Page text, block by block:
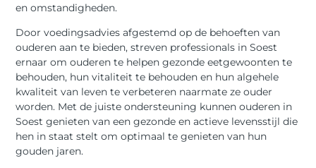
en omstandigheden.
Door voedingsadvies afgestemd op de behoeften van
ouderen aan te bieden, streven professionals in Soest
ernaar om ouderen te helpen gezonde eetgewoonten te
behouden, hun vitaliteit te behouden en hun algehele
kwaliteit van leven te verbeteren naarmate ze ouder
worden. Met de juiste ondersteuning kunnen ouderen in
Soest genieten van een gezonde en actieve levensstijl die
hen in staat stelt om optimaal te genieten van hun
gouden jaren.